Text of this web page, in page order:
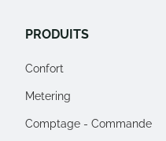
PRODUITS
Confort
Metering
Comptage - Commande